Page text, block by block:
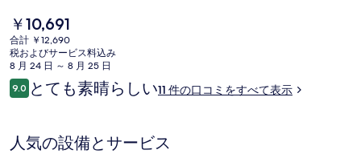
ナ
チ
ュ
ラ
リ
現
在
の
料
金
は
す
￥10,691
合計 ￥12,690
税およびサービス料込み
8 月 24 日 ～ 8 月 25 日
口
コ
9.010段階中9.0
とても素晴らしい11 件の口コミをすべて表示
人気の設備とサービス